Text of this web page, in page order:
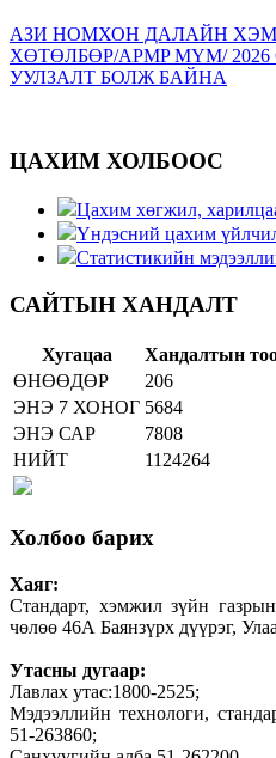
АЗИ НОМХОН ДАЛАЙН
ХӨТӨЛБӨР/APMP MYM/
УУЛЗАЛТ БОЛЖ БАЙНА
ЦАХИМ ХОЛБООС
Цахим хөгжил,
Үндэсний цахим
Статистикийн
САЙТЫН ХАНДАЛТ
Хугацаа
Хандалтын
ӨНӨӨДӨР
206
ЭНЭ 7 ХОНОГ 5684
ЭНЭ САР
7808
НИЙТ
1124264
Холбоо барих
Хаяг:
Стандарт, хэмжил зүйн
чөлөө 46А Баянзүрх дүүрэг,
Утасны дугаар:
Лавлах утас:1800-2525;
Мэдээллийн технологи,
51-263860;